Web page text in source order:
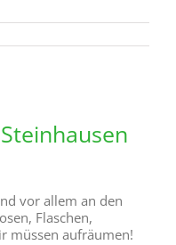
vor allem an den
Flaschen,
müssen aufräumen!